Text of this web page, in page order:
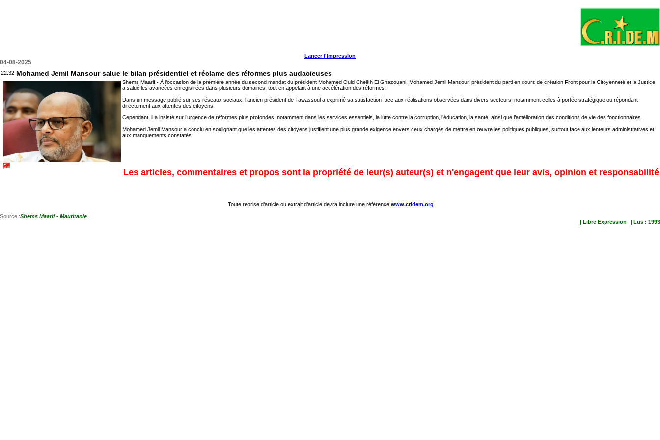
Lancer l'impression
04-08-2025
22:32 Mohamed Jemil Mansour salue le bilan présidentiel et réclame des réformes plus audacieuses
Shems Maarif - À l’occasion de la première année du second mandat du président Mohamed Ould Cheikh El Ghazouani, Mohamed Jemil Mansour, président du parti en cours de création Front pour la Citoyenneté et la Justice,
a salué les avancées enregistrées dans plusieurs domaines, tout en appelant à une accélération des réformes.
Dans un message publié sur ses réseaux sociaux, l’ancien président de Tawassoul a exprimé sa satisfaction face aux réalisations observées dans divers secteurs, notamment celles à portée stratégique ou répondant
directement aux attentes des citoyens.
Cependant, il a insisté sur l’urgence de réformes plus profondes, notamment dans les services essentiels, la lutte contre la corruption, l’éducation, la santé, ainsi que l’amélioration des conditions de vie des fonctionnaires.
Mohamed Jemil Mansour a conclu en soulignant que les attentes des citoyens justifient une plus grande exigence envers ceux chargés de mettre en œuvre les politiques publiques, surtout face aux lenteurs administratives et
aux manquements constatés.
Les articles, commentaires et propos sont la propriété de leur(s) auteur(s) et n'engagent que leur avis, opinion et responsabilité
Toute reprise d'article ou extrait d'article devra inclure une référence www.cridem.org
Source :Shems Maarif - Mauritanie
| Libre Expression
| Lus : 1993